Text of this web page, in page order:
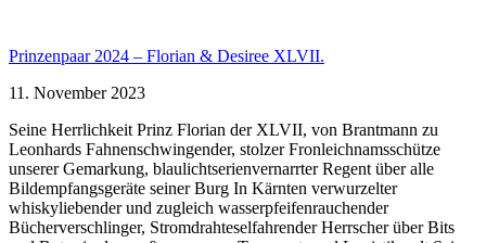
Prinzenpaar 2024 – Florian & Desiree XLVII.
11. November 2023
Seine Herrlichkeit Prinz Florian der XLVII, von Brantmann zu
Leonhards Fahnenschwingender, stolzer Fronleichnamsschütze
unserer Gemarkung, blaulichtserienvernarrter Regent über alle
Bildempfangsgeräte seiner Burg In Kärnten verwurzelter
whiskyliebender und zugleich wasserpfeifenrauchender
Bücherverschlinger, Stromdrahteselfahrender Herrscher über Bits